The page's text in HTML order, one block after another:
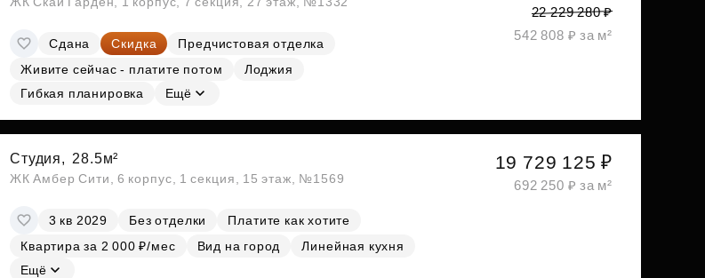
Сдана Скидка
Предчистовая отделка
Живите сейчас - платите потом
Лоджия
Гибкая планировка
Ещё
22 229 280 ₽
542 808 ₽ за м²
Студия, 28.5м²
ЖК Амбер Сити, 6 корпус, 1 секция, 15 этаж, №1569
3 кв 2029 Без отделки
Платите как хотите
Квартира за 2 000 ₽/мес
Вид на город
Линейная кухня
Ещё
19 729 125 ₽
692 250 ₽ за м²